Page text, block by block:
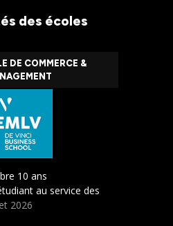
des écoles
DE COMMERCE &
10 ans
au service des
2026